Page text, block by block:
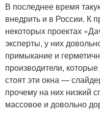
В последнее время
внедрить и в России. К
некоторых проектах
эксперты, у них
примыкание и
производители,
стоят эти окна —
прочему на них низкий
массовое и довольно